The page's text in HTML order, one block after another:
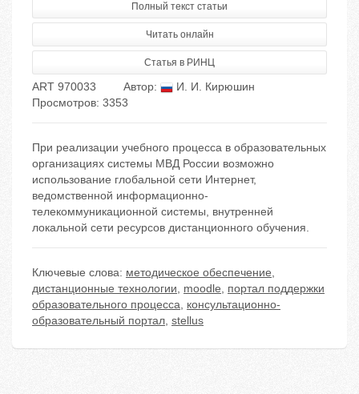
Полный текст статьи
Читать онлайн
Статья в РИНЦ
ART 970033 Автор:
И. И. Кирюшин
Просмотров: 3353
При реализации учебного процесса в образовательных
организациях системы МВД России возможно
использование глобальной сети Интернет,
ведомственной информационно-
телекоммуникационной системы, внутренней
локальной сети ресурсов дистанционного обучения.
Ключевые слова: методическое обеспечение,
дистанционные технологии, moodle, портал поддержки
образовательного процесса, консультационно-
образовательный портал, stellus